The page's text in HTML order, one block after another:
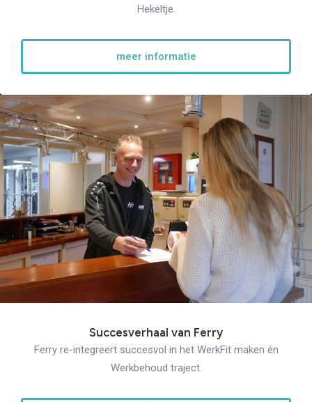
Hekeltje.
meer informatie
Succesverhaal van Ferry
Ferry re-integreert succesvol in het WerkFit maken én
Werkbehoud traject.